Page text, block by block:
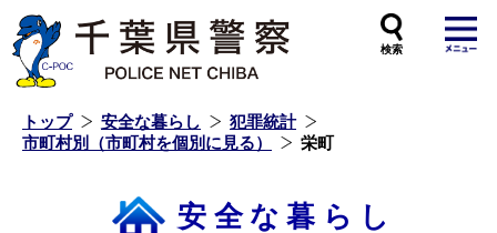
トップ 安全な暮らし
犯罪統計
市町村別（市町村を個別に見る）
栄町
安全な暮らし